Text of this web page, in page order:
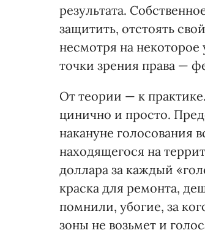
результата.
защитить, отстоять
несмотря на
точки зрения права —
От теории — к
цинично и просто.
накануне голосования
находящегося на
доллара за каждый
краска для ремонта,
помнили, убогие, за
зоны не возьмет и